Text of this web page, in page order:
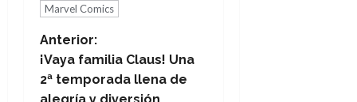
Marvel Comics
N
a
Anterior:
¡Vaya familia Claus! Una
2ª temporada llena de
alegría y diversión